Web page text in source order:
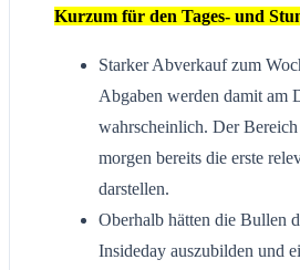
Kurzum für den Tages- und
Starker Abverkauf zum
Abgaben werden damit am
wahrscheinlich. Der
morgen bereits die erste
darstellen.
Oberhalb hätten die Bullen
Insideday auszubilden und